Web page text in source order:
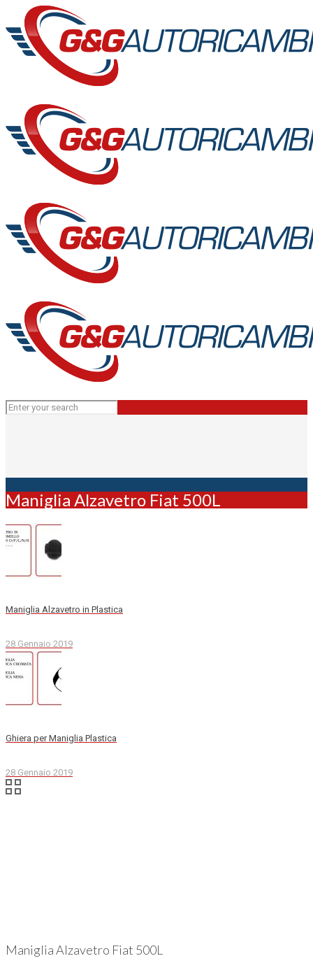
Maniglia Alzavetro Fiat 500L
Maniglia Alzavetro in Plastica
28 Gennaio 2019
Ghiera per Maniglia Plastica
28 Gennaio 2019
Maniglia Alzavetro Fiat 500L